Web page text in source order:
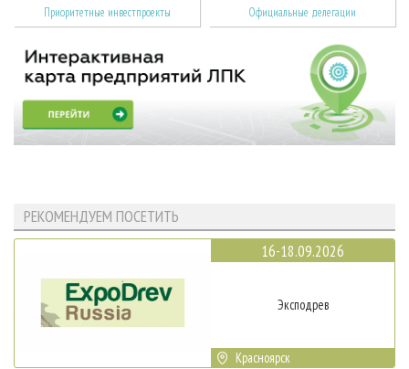
Приоритетные инвестпроекты Официальные делегации
РЕКОМЕНДУЕМ ПОСЕТИТЬ
16-18.09.2026
Эксподрев
Красноярск